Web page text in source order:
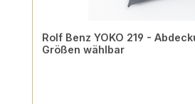
Rolf Benz YOKO 219 -
Größen wählbar